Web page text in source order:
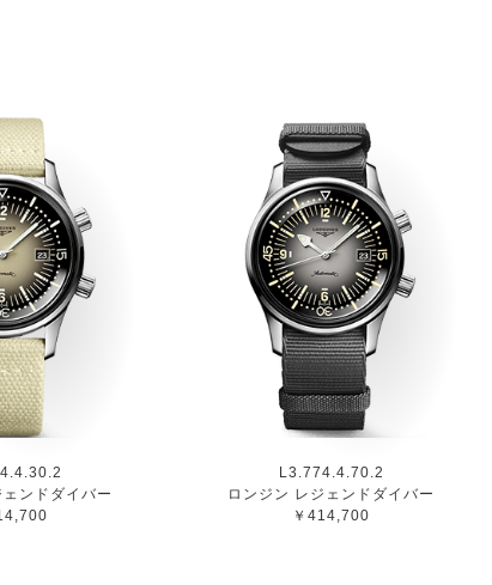
ンドダイバー
L3.774.4.70.2
ロンジン レジェンドダイバー
￥414,700